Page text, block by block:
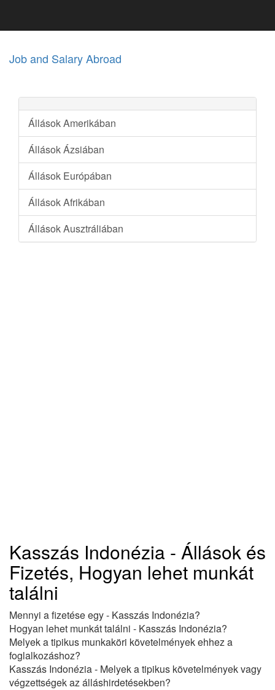
Job and Salary Abroad
Állások Amerikában
Állások Ázsiában
Állások Európában
Állások Afrikában
Állások Ausztráliában
Kasszás Indonézia - Állások és
Fizetés, Hogyan lehet munkát
találni
Mennyi a fizetése egy - Kasszás Indonézia?
Hogyan lehet munkát találni - Kasszás Indonézia?
Melyek a tipikus munkaköri követelmények ehhez a
foglalkozáshoz?
Kasszás Indonézia - Melyek a tipikus követelmények vagy
végzettségek az álláshirdetésekben?